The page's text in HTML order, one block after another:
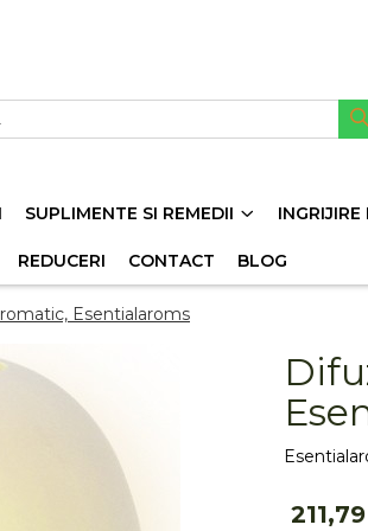
SUPLIMENTE SI REMEDII
REDUCERI CONTACT BLOG
Esentialaroms